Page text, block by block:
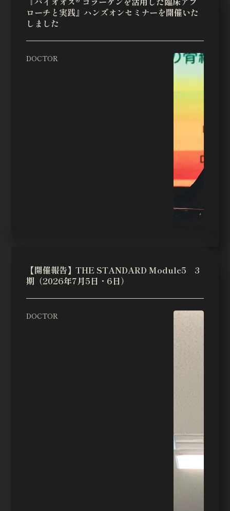
ローチと実践』ハンズオンセミナーを開催いた
しました
DOCTOR
【開催報告】THE STANDARD Module5 3
期（2026年7月5日・6日）
DOCTOR